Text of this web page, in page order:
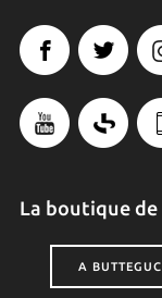
La boutique
A